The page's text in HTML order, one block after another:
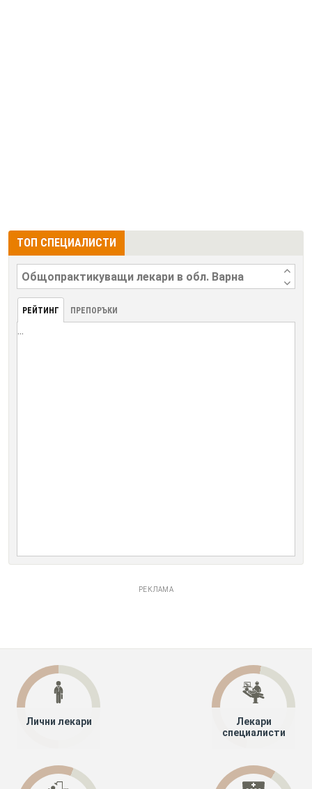
ТОП СПЕЦИАЛИСТИ
РЕЙТИНГ ПРЕПОРЪКИ
...
РЕКЛАМА
Лични лекари
Лекари
специалисти